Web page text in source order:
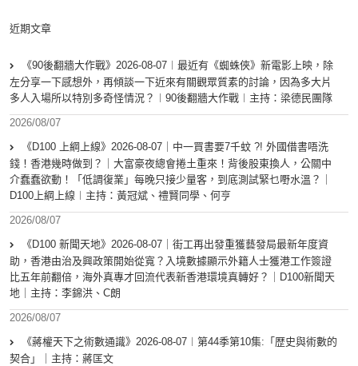
近期文章
《90後翻牆大作戰》2026-08-07︱最近有《蜘蛛俠》新電影上映，除
左分享一下感想外，再傾談一下近來有關觀眾質素的討論，因為多大片
多人入場所以特別多奇怪情況？︱90後翻牆大作戰︱主持：梁德民團隊
2026/08/07
《D100 上綱上線》2026-08-07｜中一買書要7千蚊 ?! 外國借書唔洗
錢！香港幾時做到？｜大富豪夜總會捲土重來！背後股東換人，公關中
介蠢蠢欲動！「低調復業」每晚只接少量客，到底測試緊乜嘢水溫？｜
D100上綱上線︱主持：黃冠斌、禮賢同學、何亨
2026/08/07
《D100 新聞天地》2026-08-07｜街工再出發重獲藝發局最新年度資
助，香港由治及興政策開始從寬？入境數據顯示外籍人士獲港工作簽證
比五年前翻倍，海外真專才回流代表新香港環境真轉好？｜D100新聞天
地｜主持：李錦洪、C朗
2026/08/07
《蔣權天下之術數通識》2026-08-07︱第44季第10集:「歴史與術數的
契合」｜主持：蔣匡文